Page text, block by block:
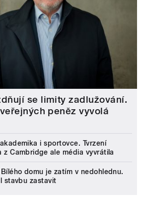
se limity zadlužování.
peněz vyvolá
i sportovce. Tvrzení
z Cambridge ale média vyvrátila
domu je zatím v nedohlednu.
stavbu zastavit